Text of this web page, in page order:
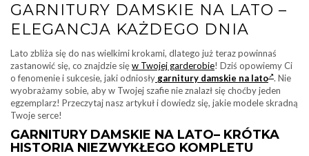
GARNITURY DAMSKIE NA LATO –
ELEGANCJA KAŻDEGO DNIA
Lato zbliża się do nas wielkimi krokami, dlatego już teraz powinnaś
zastanowić się, co znajdzie sięw Twojej garderobie! Dziś opowiemy Ci
o fenomenie i sukcesie, jaki odniosły garnitury damskie na lato . Nie
wyobrażamy sobie, aby w Twojej szafie nie znalazł się choćby jeden
egzemplarz! Przeczytaj nasz artykuł i dowiedz się, jakie modele skradną
Twoje serce!
GARNITURY DAMSKIE NA LATO– KRÓTKA
HISTORIA NIEZWYKŁEGO KOMPLETU